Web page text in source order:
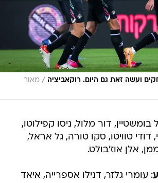
ועשה זאת גם היום. רוקאביציה / מאור
בומשטיין, דור מלול, ניסו קפילוטו,
דודי טוויטו, סקו טורה, גל אראל,
אלן אוז'בולט.
: עומרי גלזר, דנילו אספרייה, איאד